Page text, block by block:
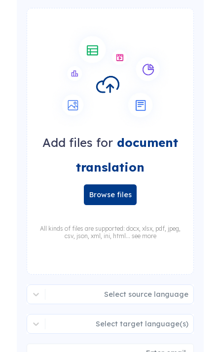
Add files for document
translation
Browse files
All kinds of files are supported: docx, xlsx, pdf, jpeg,
csv, json, xml, ini, html... see more
Select source language
Select target language(s)